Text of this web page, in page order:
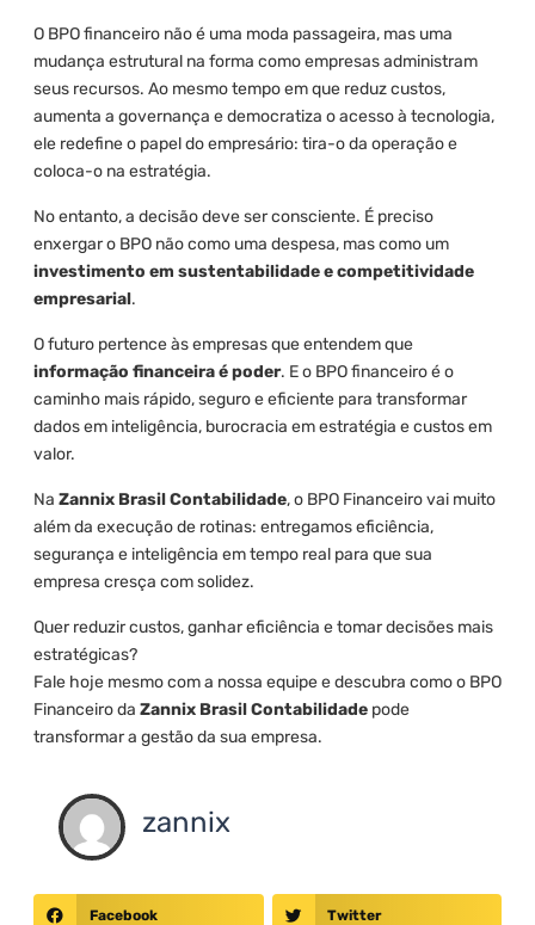
O BPO financeiro não é uma moda passageira, mas uma
mudança estrutural na forma como empresas administram
seus recursos. Ao mesmo tempo em que reduz custos,
aumenta a governança e democratiza o acesso à tecnologia,
ele redefine o papel do empresário: tira-o da operação e
coloca-o na estratégia.
No entanto, a decisão deve ser consciente. É preciso
enxergar o BPO não como uma despesa, mas como um
investimento em sustentabilidade e competitividade
empresarial.
O futuro pertence às empresas que entendem que
informação financeira é poder. E o BPO financeiro é o
caminho mais rápido, seguro e eficiente para transformar
dados em inteligência, burocracia em estratégia e custos em
valor.
Na Zannix Brasil Contabilidade, o BPO Financeiro vai muito
além da execução de rotinas: entregamos eficiência,
segurança e inteligência em tempo real para que sua
empresa cresça com solidez.
Quer reduzir custos, ganhar eficiência e tomar decisões mais
estratégicas?
Fale hoje mesmo com a nossa equipe e descubra como o BPO
Financeiro da Zannix Brasil Contabilidade pode
transformar a gestão da sua empresa.
zannix
Facebook Twitter